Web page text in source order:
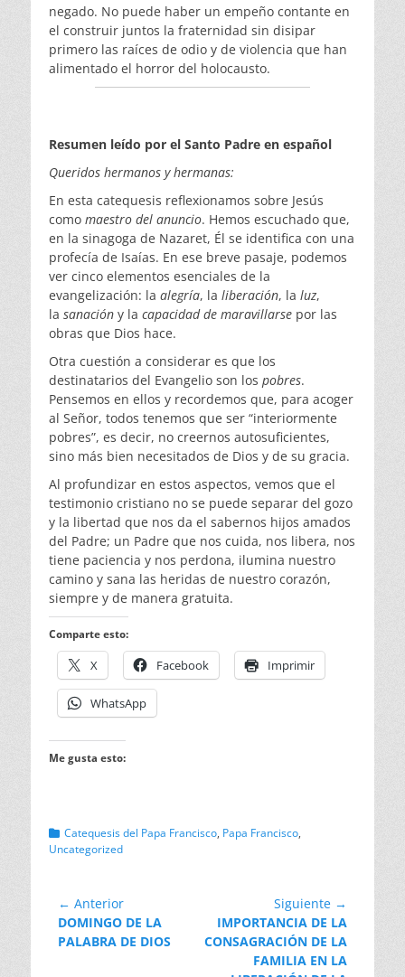
negado. No puede haber un empeño contante en
el construir juntos la fraternidad sin disipar
primero las raíces de odio y de violencia que han
alimentado el horror del holocausto.
Resumen leído por el Santo Padre en español
Queridos hermanos y hermanas:
En esta catequesis reflexionamos sobre Jesús
como maestro del anuncio. Hemos escuchado que,
en la sinagoga de Nazaret, Él se identifica con una
profecía de Isaías. En ese breve pasaje, podemos
ver cinco elementos esenciales de la
evangelización: la alegría, la liberación, la luz,
la sanación y la capacidad de maravillarse por las
obras que Dios hace.
Otra cuestión a considerar es que los
destinatarios del Evangelio son los pobres.
Pensemos en ellos y recordemos que, para acoger
al Señor, todos tenemos que ser “interiormente
pobres”, es decir, no creernos autosuficientes,
sino más bien necesitados de Dios y de su gracia.
Al profundizar en estos aspectos, vemos que el
testimonio cristiano no se puede separar del gozo
y la libertad que nos da el sabernos hijos amados
del Padre; un Padre que nos cuida, nos libera, nos
tiene paciencia y nos perdona, ilumina nuestro
camino y sana las heridas de nuestro corazón,
siempre y de manera gratuita.
Comparte esto:
X Facebook Imprimir
WhatsApp
Me gusta esto:
Categorias
Catequesis del Papa Francisco, Papa Francisco,
Uncategorized
Navegación
de
entradas
← Anterior
Entrada
anterior:
DOMINGO DE LA
PALABRA DE DIOS
Siguiente →
Entrada
siguiente:
IMPORTANCIA DE LA
CONSAGRACIÓN DE LA
FAMILIA EN LA